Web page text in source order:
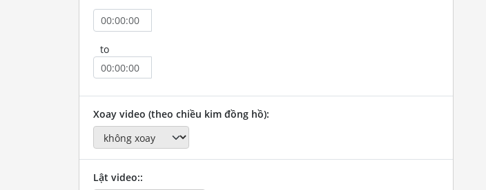
to
Xoay video (theo chiều kim đồng hồ):
Lật video::